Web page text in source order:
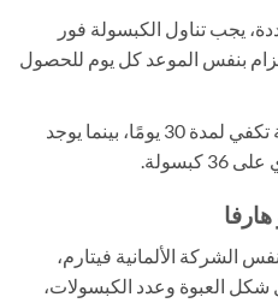
يجب تناول الكبسولة فور
بنفس الموعد كل يوم للحصول
تحتوي العبوة على 30 كبسولة تكفي لمدة 30 يومًا، بينما يوجد
الشركة الألمانية فيتارم،
شكل العبوة وعدد الكبسولات،